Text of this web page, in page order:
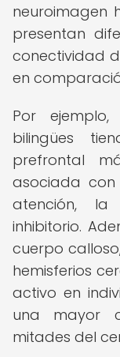
neuroimagen
presentan
conectividad
en
Por
bilingües
prefrontal
asociada con
atención,
inhibitorio.
cuerpo
hemisferios
activo en
una mayor
mitades del